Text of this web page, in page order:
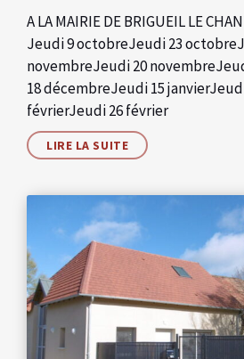
A LA MAIRIE DE BRIGUEIL LE
Jeudi 9 octobreJeudi 23
novembreJeudi 20
18 décembreJeudi 15
févrierJeudi 26 février
LIRE LA SUITE